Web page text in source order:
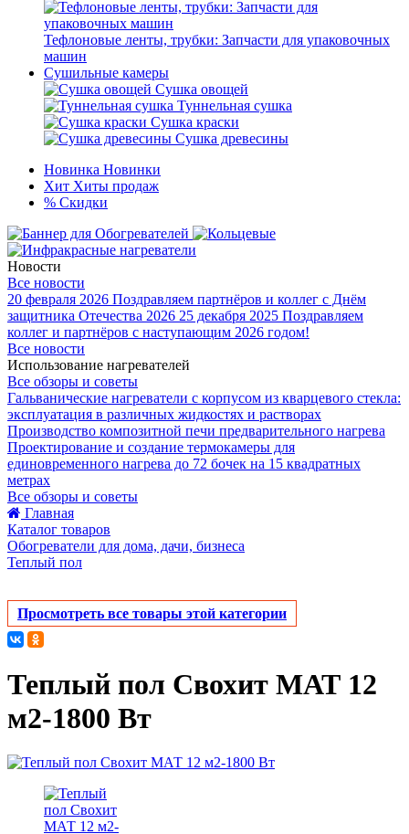
Тефлоновые ленты, трубки: Запчасти для упаковочных
машин
Сушильные камеры
Сушка овощей
Туннельная сушка
Сушка краски
Сушка древесины
Новинка Новинки
Хит Хиты продаж
% Скидки
Новости
Все новости
20 февраля 2026 Поздравляем партнёров и коллег с Днём
защитника Отечества 2026 25 декабря 2025 Поздравляем
коллег и партнёров с наступающим 2026 годом!
Все новости
Использование нагревателей
Все обзоры и советы
Гальванические нагреватели с корпусом из кварцевого стекла:
эксплуатация в различных жидкостях и растворах
Производство композитной печи предварительного нагрева
Проектирование и создание термокамеры для
единовременного нагрева до 72 бочек на 15 квадратных
метрах
Все обзоры и советы
Главная
Каталог товаров
Обогреватели для дома, дачи, бизнеса
Теплый пол
Просмотреть все товары этой категории
Теплый пол Свохит МАТ 12
м2-1800 Вт